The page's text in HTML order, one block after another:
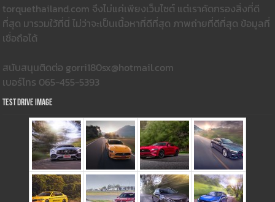
torquethailand.com จึงไม่แค่เพียงเว็บไซต์ แต่เราคัดกรองสิ่งที่ดี
ที่สุด มารวมใว้ที่นี่ ไม่ว่าจะเป็นเนื้อหาที่ดีที่สุด ภาพถ่ายที่ดีที่สุด ข้อมูลที่
เชื่อถือได้
สนับสนุนติดต่อ gorri180sx@hotmail.com
เบอร์โทร 065-455-5393
Test Drive Image